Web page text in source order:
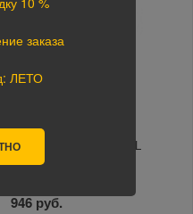
Моторное масло MOBIL
Super 3000 X1 5W-40 в
946 руб.
заказа
ЛЕТО